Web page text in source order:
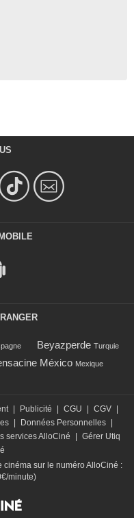
Beyazperde Turquie
México Mexique
Publicité CGU CGV
Données Personnelles
services AlloCiné
Gérer Utiq
cinéma sur le numéro AlloCiné :
minute)